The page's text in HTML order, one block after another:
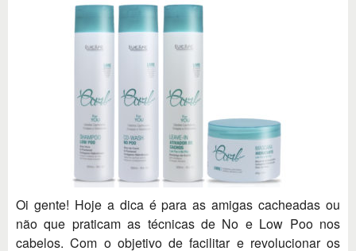
Oi gente! Hoje a dica é para as amigas cacheadas ou
não que praticam as técnicas de No e Low Poo nos
cabelos. Com o objetivo de facilitar e revolucionar os